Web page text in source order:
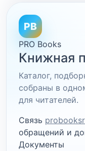
PB
PRO Books
Книжная
Каталог,
собраны в
для читателей.
Связь
обращений и
Документы